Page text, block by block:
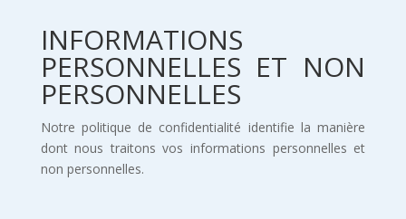
INFORMATIONS
PERSONNELLES ET NON
PERSONNELLES
Notre politique de confidentialité identifie la manière
dont nous traitons vos informations personnelles et
non personnelles.